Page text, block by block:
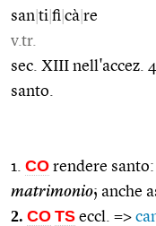
san ti fi cà re
v.tr.
sec. XIII nell'accez.
santo.
1. CO rendere santo:
matrimonio; anche
2. CO TS eccl. =>